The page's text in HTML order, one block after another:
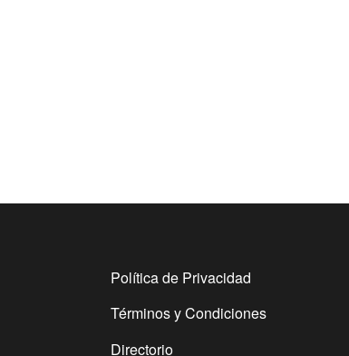
Política de Privacidad
Términos y Condiciones
Directorio